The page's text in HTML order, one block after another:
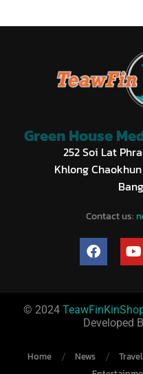
Green House
252 Soi Lat
Khlong
Contact us:
© 2024
Developed
Home News